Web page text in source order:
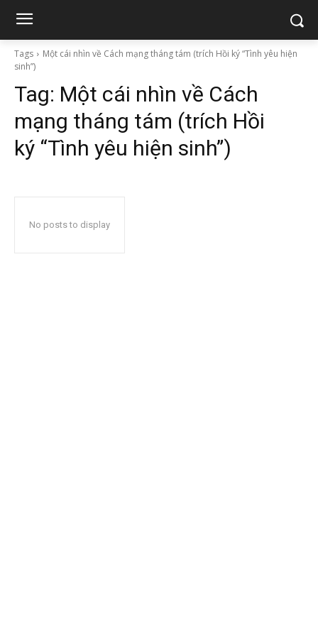
Tags
Một cái nhìn về Cách mạng tháng tám (trích Hồi ký “Tình yêu hiện
sinh”)
Tag: Một cái nhìn về Cách
mạng tháng tám (trích Hồi
ký “Tình yêu hiện sinh”)
No posts to display